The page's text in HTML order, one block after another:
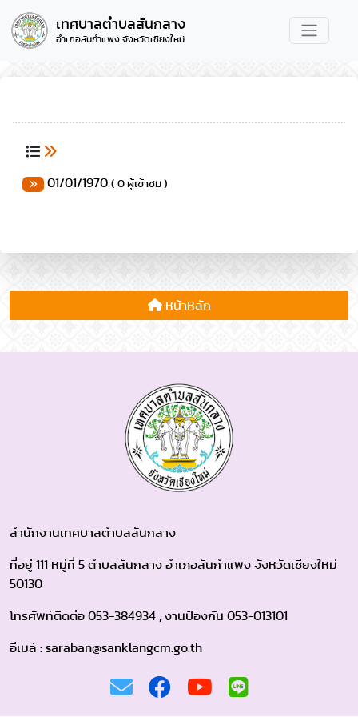
เทศบาลตำบลสันกลาง
อำเภอสันกำแพง จังหวัดเชียงใหม่
หน้าหลัก
01/01/1970 ( 0 ผู้เข้าชม )
สำนักงานเทศบาลตำบลสันกลาง
ที่อยู่ 111 หมู่ที่ 5 ตำบลสันกลาง อำเภอสันกำแพง จังหวัดเชียงใหม่
50130
โทรศัพท์ติดต่อ 053-384934 , งานป้องกัน 053-013101
อีเมล์ : saraban@sanklangcm.go.th